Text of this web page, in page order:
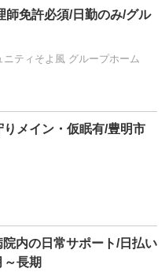
師免許必須/日勤のみ/グル
ティそよ風 グループホーム
メイン・仮眠有/豊明市
内の日常サポート/日払い
長期